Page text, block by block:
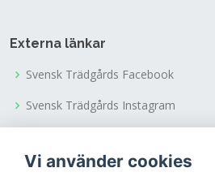
Externa länkar
Svensk Trädgårds Facebook
Svensk Trädgårds Instagram
Tusen Trädgårdars Facebook
Vi använder cookies